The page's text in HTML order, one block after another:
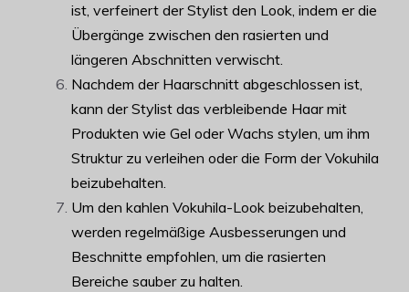
ist, verfeinert der Stylist den Look, indem er die
Übergänge zwischen den rasierten und
längeren Abschnitten verwischt.
Nachdem der Haarschnitt abgeschlossen ist,
kann der Stylist das verbleibende Haar mit
Produkten wie Gel oder Wachs stylen, um ihm
Struktur zu verleihen oder die Form der Vokuhila
beizubehalten.
Um den kahlen Vokuhila-Look beizubehalten,
werden regelmäßige Ausbesserungen und
Beschnitte empfohlen, um die rasierten
Bereiche sauber zu halten.